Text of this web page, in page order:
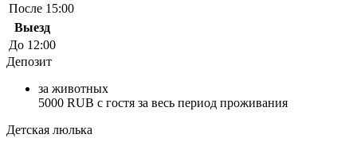
После 15:00
Выезд
До 12:00
Депозит
за животных
5000 RUB с гостя за весь период проживания
Детская люлька